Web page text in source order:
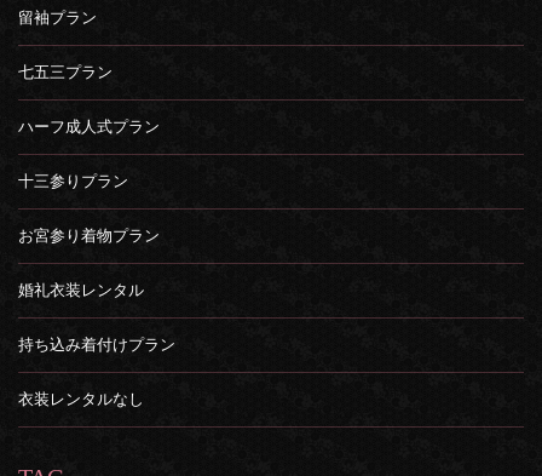
留袖プラン
七五三プラン
ハーフ成人式プラン
十三参りプラン
お宮参り着物プラン
婚礼衣装レンタル
持ち込み着付けプラン
衣装レンタルなし